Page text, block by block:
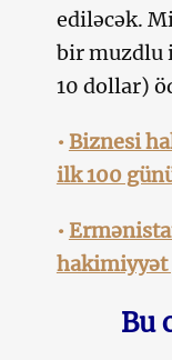
ediləcək.
bir muzdlu
10 dollar)
• Biznesi
ilk 100
•
hakimiyyət
Bu